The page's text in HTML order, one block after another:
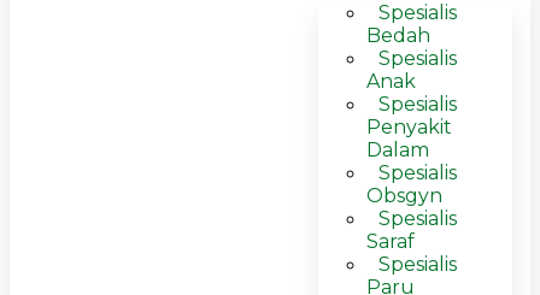
Spesialis
Bedah
Spesialis
Anak
Spesialis
Penyakit
Dalam
Spesialis
Obsgyn
Spesialis
Saraf
Spesialis
Paru